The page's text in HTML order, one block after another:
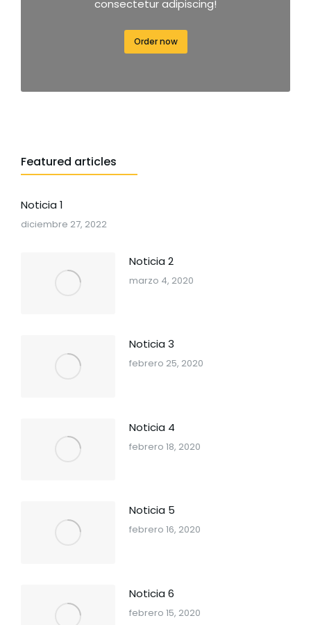
consectetur adipiscing!
Order now
Featured articles
Noticia 1
diciembre 27, 2022
Noticia 2
marzo 4, 2020
Noticia 3
febrero 25, 2020
Noticia 4
febrero 18, 2020
Noticia 5
febrero 16, 2020
Noticia 6
febrero 15, 2020